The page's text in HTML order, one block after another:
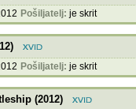
Pošiljatelj: je skrit
Pošiljatelj: je skrit
(2012)